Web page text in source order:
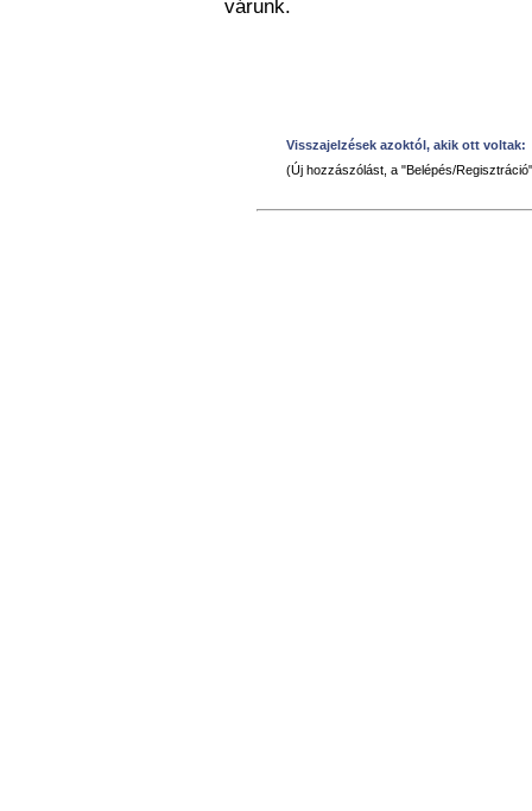
várunk.
Visszajelzések azoktól, akik ott voltak:
(Új hozzászólást, a "Belépés/